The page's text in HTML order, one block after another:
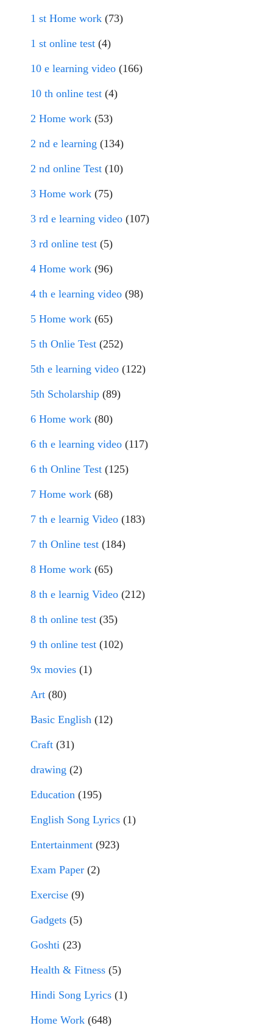
1 st Home work (73)
1 st online test (4)
10 e learning video (166)
10 th online test (4)
2 Home work (53)
2 nd e learning (134)
2 nd online Test (10)
3 Home work (75)
3 rd e learning video (107)
3 rd online test (5)
4 Home work (96)
4 th e learning video (98)
5 Home work (65)
5 th Onlie Test (252)
5th e learning video (122)
5th Scholarship (89)
6 Home work (80)
6 th e learning video (117)
6 th Online Test (125)
7 Home work (68)
7 th e learnig Video (183)
7 th Online test (184)
8 Home work (65)
8 th e learnig Video (212)
8 th online test (35)
9 th online test (102)
9x movies (1)
Art (80)
Basic English (12)
Craft (31)
drawing (2)
Education (195)
English Song Lyrics (1)
Entertainment (923)
Exam Paper (2)
Exercise (9)
Gadgets (5)
Goshti (23)
Health & Fitness (5)
Hindi Song Lyrics (1)
Home Work (648)